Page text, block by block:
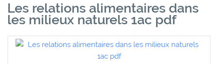
Les relations alimentaires dans
les milieux naturels 1ac pdf